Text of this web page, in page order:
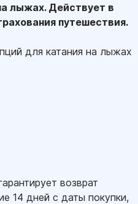
лыжах. Действует в
путешествия.
для катания на лыжах
возврат
14 дней с даты покупки,